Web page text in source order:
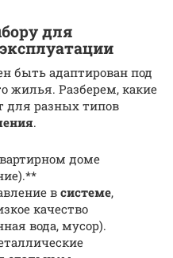
для
быть адаптирован под
жилья. Разберем, какие
для разных типов
.
доме
в системе,
качество
вода, мусор).